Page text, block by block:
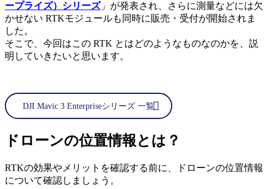
ープライズ）シリーズ」が発表され、さらに測量などには欠
かせない RTKモジュールも同時に販売・受付が開始されま
した。
そこで、今回はこの RTK とはどのようなものなのかを、説
明していきたいと思います。
DJI Mavic 3 Enterpriseシリーズ 一覧
ドローンの位置情報とは？
RTKの効果やメリットを確認する前に、ドローンの位置情報
について確認しましょう。